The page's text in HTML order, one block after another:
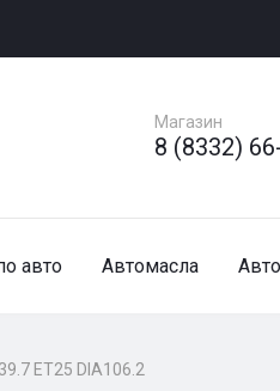
Магазин
8 (8332)
авто Автомасла
ET25 DIA106.2